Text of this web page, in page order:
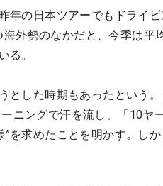
年の日本ツアーでもドライ
外勢のなかだと、今季は平
る。
とした時期もあったという
ニングで汗を流し、「10ヤ
を求めたことを明かす。し